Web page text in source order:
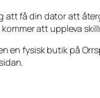
att få din dator att
att uppleva
en fysisk butik på